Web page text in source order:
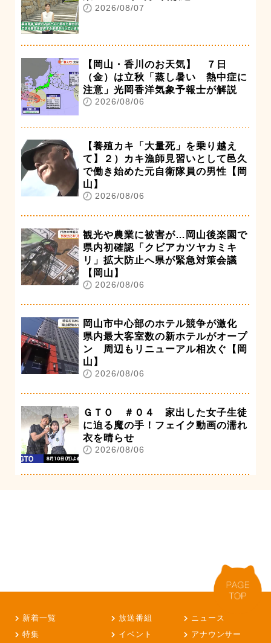
2026/08/07
【岡山・香川のお天気】 ７日
（金）は立秋「蒸し暑い 熱中症に
注意」光岡香洋気象予報士が解説
2026/08/06
【養殖カキ「大量死」を乗り越え
て】２）カキ漁師見習いとして邑久
で働き始めた元自衛隊員の男性【岡
山】
2026/08/06
観光や農業に被害が…岡山後楽園で
県内初確認「クビアカツヤカミキ
リ」拡大防止へ県が緊急対策会議
【岡山】
2026/08/06
岡山市中心部のホテル競争が激化
県内最大客室数の新ホテルがオープ
ン 周辺もリニューアル相次ぐ【岡
山】
2026/08/06
ＧＴＯ ＃０４ 家出した女子生徒
に迫る魔の手！フェイク動画の濡れ
衣を晴らせ
2026/08/06
新着一覧 放送番組
ニュース
特集
イベント
アナウンサー